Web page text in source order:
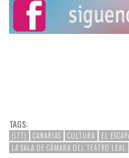
TAGS:
(LTT) CANARIAS CULTURA
EL
LA SALA DE CÁMARA DEL TEATRO LEAL